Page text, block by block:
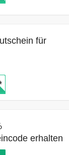
für
erhalten